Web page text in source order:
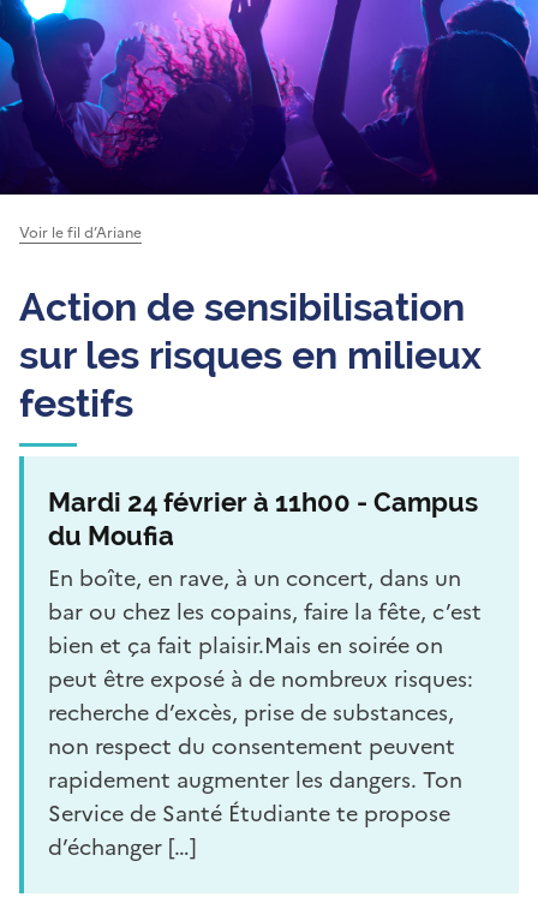
Voir le fil d’Ariane
Action de sensibilisation
sur les risques en milieux
festifs
Mardi 24 février à 11h00 - Campus
du Moufia
En boîte, en rave, à un concert, dans un
bar ou chez les copains, faire la fête, c’est
bien et ça fait plaisir.Mais en soirée on
peut être exposé à de nombreux risques:
recherche d’excès, prise de substances,
non respect du consentement peuvent
rapidement augmenter les dangers. Ton
Service de Santé Étudiante te propose
d’échanger […]